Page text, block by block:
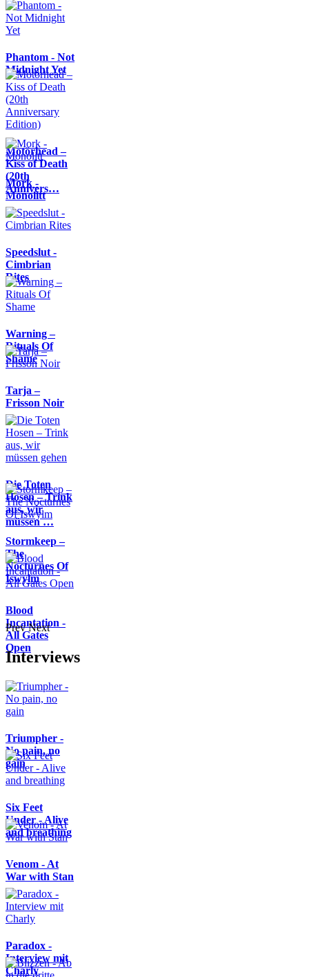
Phantom - Not
Midnight Yet
Motörhead –
Kiss of Death
(20th
Annivers…
Mork -
Monolitt
Speedslut -
Cimbrian
Rites
Warning –
Rituals Of
Shame
Tarja –
Frisson Noir
Die Toten
Hosen – Trink
aus, wir
müssen …
Stormkeep –
The
Nocturnes Of
Iswylm
Blood
Incantation -
All Gates
Open
Prev Next
Interviews
Triumpher -
No pain, no
gain
Six Feet
Under - Alive
and breathing
Venom - At
War with Stan
Paradox -
Interview mit
Charly